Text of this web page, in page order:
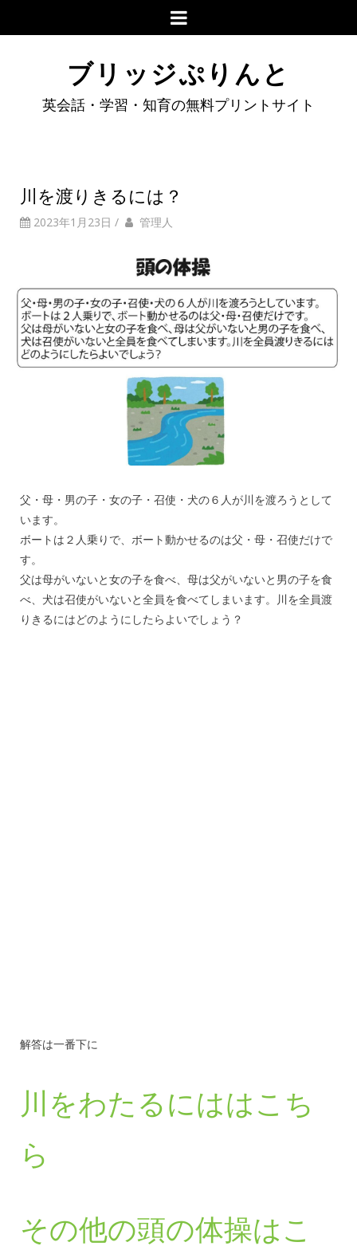
ブリッジぷりんと
英会話・学習・知育の無料プリントサイト
川を渡りきるには？
2023年1月23日 / 管理人
父・母・男の子・女の子・召使・犬の６人が川を渡ろうとして
います。
ボートは２人乗りで、ボート動かせるのは父・母・召使だけで
す。
父は母がいないと女の子を食べ、母は父がいないと男の子を食
べ、犬は召使がいないと全員を食べてしまいます。川を全員渡
りきるにはどのようにしたらよいでしょう？
解答は一番下に
川をわたるにははこち
ら
その他の頭の体操はこ